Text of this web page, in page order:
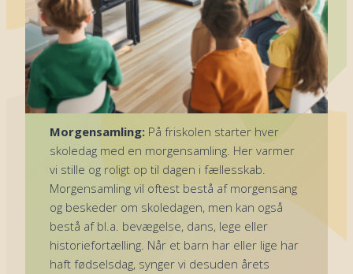
Morgensamling: På friskolen starter hver
skoledag med en morgensamling. Her varmer
vi stille og roligt op til dagen i fællesskab.
Morgensamling vil oftest bestå af morgensang
og beskeder om skoledagen, men kan også
bestå af bl.a. bevægelse, dans, lege eller
historiefortælling. Når et barn har eller lige har
haft fødselsdag, synger vi desuden årets